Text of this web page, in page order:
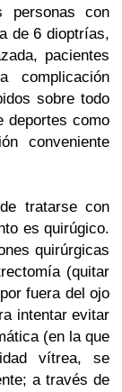
personas con
de 6 dioptrías,
pacientes
complicación
sobre todo
deportes como
conveniente
tratarse con
es quirúgico.
quirúrgicas
(quitar
fuera del ojo
intentar evitar
(en la que
vítrea, se
a través de